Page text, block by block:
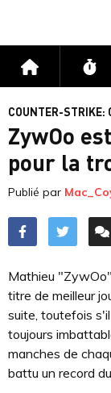
Accueil Flux
COUNTER-STRIKE:
ZywOo
pour la
Publié par
Mathieu
titre de meilleur
suite, toutefois
toujours
manches de
battu un record